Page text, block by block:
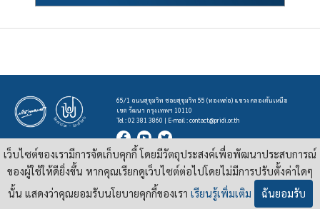
65/1 ถนนสุขุมวิท ซอยสุขุมวิท 55 (ทองหล่อ) แขวง คลองตันเหนือ
เขต วัฒนา กรุงเทพฯ 10110
Tel : 02 381 3860 | E-mail :contact@pridi.or.th
บทความ รูปภาพ และสื่ออื่นๆ ที่มีสัญลักษณ์ของสถาบันปรีดี พนมยงค์ ในเว็บไซต์https://pridi.or.th
เผยแพร่ภายใต้สัญญาอนุญาตครีเอทีฟคอมมอนส์แบบแสดงที่มา-ไม่ใช่เชิงพาณิชย์ 4.0 สากล
เว็บไซต์ของเรามีการจัดเก็บคุกกี้ โดยมีวัตถุประสงค์เพื่อพัฒนาประสบการณ์
ของผู้ใช้ให้ดียิ่งขึ้น หากคุณเรียกดูเว็บไซต์ต่อไปโดยไม่มีการปรับตั้งค่าใดๆ
นั้น แสดงว่าคุณยอมรับนโยบายคุกกี้ของเรา เรียนรู้เพิ่มเติม ฉันยอมรับ